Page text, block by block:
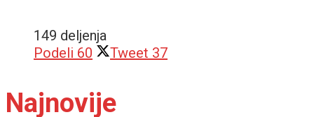
149 deljenja
Podeli 60 Tweet 37
Najnovije